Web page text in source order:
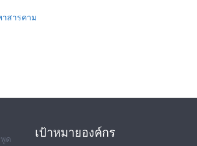
าสารคาม
ด
เป้าหมายองค์กร